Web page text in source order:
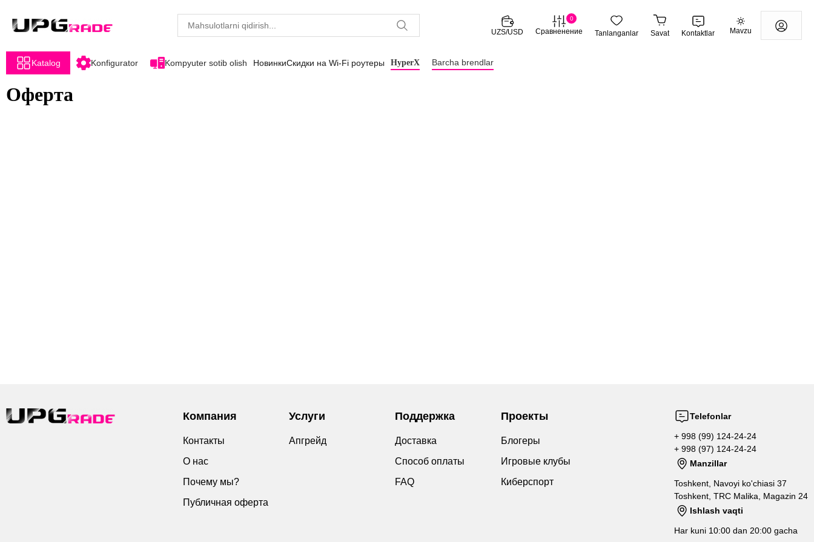
UZS/USD
0
Сравненение Tanlanganlar Savat Kontaktlar Mavzu
Katalog Konfigurator Kompyuter sotib olish НовинкиСкидки на Wi-Fi роутеры HyperX Barcha brendlar
Оферта
Компания
Контакты
О нас
Почему мы?
Публичная оферта
Услуги
Апгрейд
Поддержка
Доставка
Способ оплаты
FAQ
Проекты
Блогеры
Игровые клубы
Киберспорт
Telefonlar
+ 998 (99) 124-24-24
+ 998 (97) 124-24-24
Manzillar
Toshkent, Navoyi ko'chiasi 37
Toshkent, TRC Malika, Magazin 24
Ishlash vaqti
Har kuni 10:00 dan 20:00 gacha